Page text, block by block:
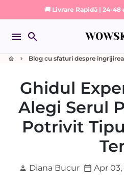
la
conținut
🚚 Livrare Rapidă | 24-
menu search
home keyboard_arrow_right Blog cu sfaturi despre
Ghidul
Alegi Serul
Potrivit
person Diana Bucur calendar_today Apr 03,